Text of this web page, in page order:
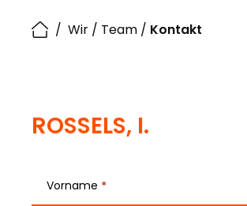
/ Wir / Team / Kontakt
ROSSELS, I.
Vorname *